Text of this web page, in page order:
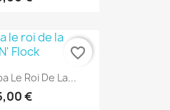
Le Roi De La...
€
favorite_border